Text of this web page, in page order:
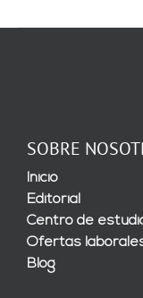
SOBRE
Inicio
Editorial
Centro de
Ofertas
Blog